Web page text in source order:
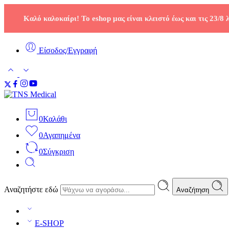
Καλό καλοκαίρι! Το eshop μας είναι κλειστό έως και τις 23/
Είσοδος/Εγγραφή
0Καλάθι
0Αγαπημένα
0Σύγκριση
Αναζητήστε εδώ Αναζήτηση
E-SHOP